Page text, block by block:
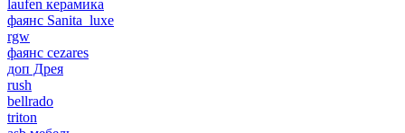
laufen керамика
фаянс Sanita_luxe
rgw
фаянс cezares
доп Дрея
rush
bellrado
triton